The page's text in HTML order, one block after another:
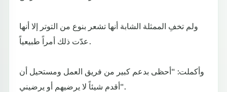
ولم تخفِ الممثلة الشابة أنها تشعر بنوع من التوتر إلا أنها
عدّت ذلك أمراً طبيعياً.
وأكملت: "أحظى بدعم كبير من فريق العمل ومستحيل أن
أقدم شيئاً لا يرضيهم أو يرضيني".